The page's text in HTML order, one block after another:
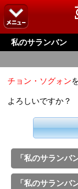
私のサランバン
チョン・ソグォン
よろしいですか？
「私のサランバ
「私のサランバ